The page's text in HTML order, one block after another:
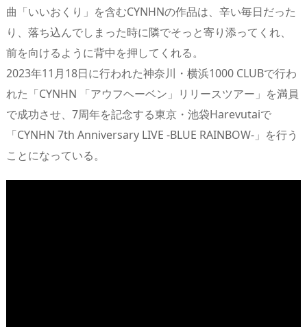
曲「いいおくり」を含むCYNHNの作品は、辛い毎日だった
り、落ち込んでしまった時に隣でそっと寄り添ってくれ、
前を向けるように背中を押してくれる。
2023年11月18日に行われた神奈川・横浜1000 CLUBで行わ
れた「CYNHN 「アウフヘーベン」リリースツアー」を満員
で成功させ、7周年を記念する東京・池袋Harevutaiで
「CYNHN 7th Anniversary LIVE -BLUE RAINBOW-」を行う
ことになっている。